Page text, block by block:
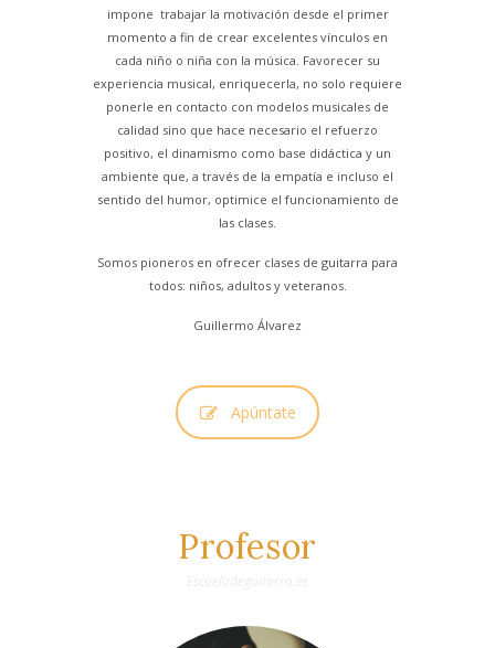
impone trabajar la motivación desde el primer
momento a fin de crear excelentes vínculos en
cada niño o niña con la música. Favorecer su
experiencia musical, enriquecerla, no solo requiere
ponerle en contacto con modelos musicales de
calidad sino que hace necesario el refuerzo
positivo, el dinamismo como base didáctica y un
ambiente que, a través de la empatía e incluso el
sentido del humor, optimice el funcionamiento de
las clases.
Somos pioneros en ofrecer clases de guitarra para
todos: niños, adultos y veteranos.
Guillermo Álvarez
Apúntate
Profesor